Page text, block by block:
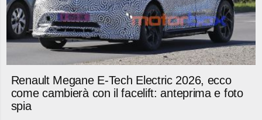
Renault Megane E-Tech Electric 2026, ecco
come cambierà con il facelift: anteprima e foto
spia